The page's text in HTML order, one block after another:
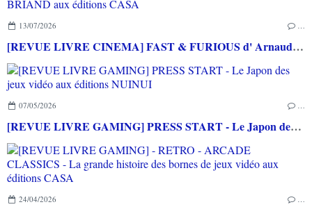
13/07/2026 …
[REVUE LIVRE CINEMA] FAST & FURIOUS d' Arnaud BRIAND aux éditions CASA
07/05/2026 …
[REVUE LIVRE GAMING] PRESS START - Le Japon des jeux vidéo aux éditions NUINUI
24/04/2026 …